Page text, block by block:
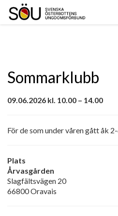
Sommarklubb
09.06.2026 kl. 10.00 – 14.00
För de som under våren gått åk
Plats
Årvasgården
Slagfältsvägen 20
66800 Oravais